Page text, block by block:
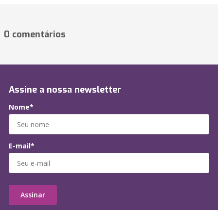
0 comentários
Assine a nossa newsletter
Nome*
E-mail*
Assinar